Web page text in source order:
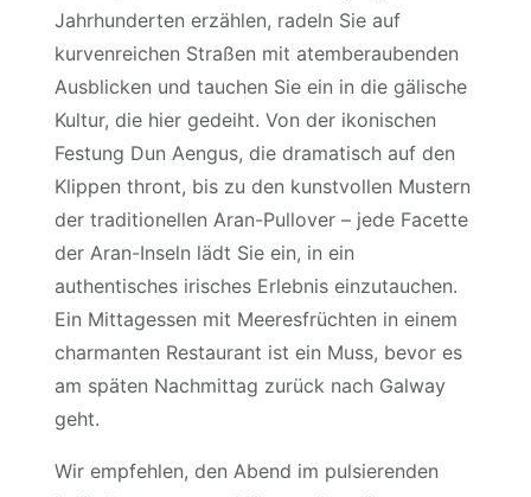
Jahrhunderten erzählen, radeln Sie auf
kurvenreichen Straßen mit atemberaubenden
Ausblicken und tauchen Sie ein in die gälische
Kultur, die hier gedeiht. Von der ikonischen
Festung Dun Aengus, die dramatisch auf den
Klippen thront, bis zu den kunstvollen Mustern
der traditionellen Aran-Pullover – jede Facette
der Aran-Inseln lädt Sie ein, in ein
authentisches irisches Erlebnis einzutauchen.
Ein Mittagessen mit Meeresfrüchten in einem
charmanten Restaurant ist ein Muss, bevor es
am späten Nachmittag zurück nach Galway
geht.
Wir empfehlen, den Abend im pulsierenden